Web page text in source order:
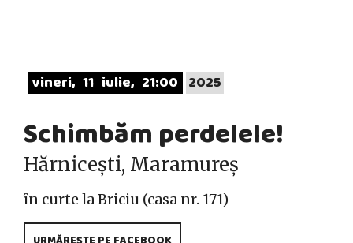
vineri 11 iulie 21:00 2025
Schimbăm perdelele!
Hărnicești, Maramureș
în curte la Briciu (casa nr. 171)